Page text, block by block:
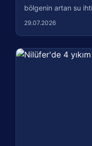
bölgenin artan su
29.07.2026